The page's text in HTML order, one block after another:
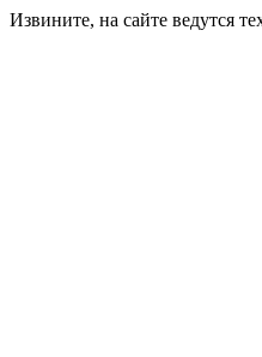
Извините, на сайте ведутся